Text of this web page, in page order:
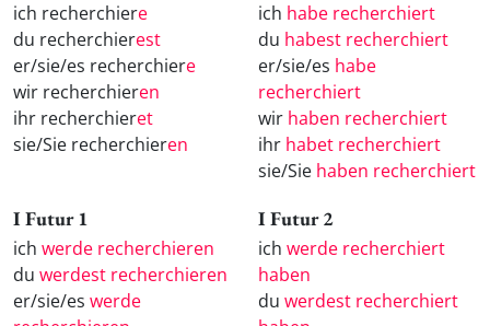
ich recherchiere
du recherchierest
er/sie/es recherchiere
wir recherchieren
ihr recherchieret
sie/Sie recherchieren
ich habe recherchiert
du habest recherchiert
er/sie/es habe
recherchiert
wir haben recherchiert
ihr habet recherchiert
sie/Sie haben recherchiert
I Futur 1
ich werde recherchieren
du werdest recherchieren
er/sie/es werde
I Futur 2
ich werde recherchiert
haben
du werdest recherchiert